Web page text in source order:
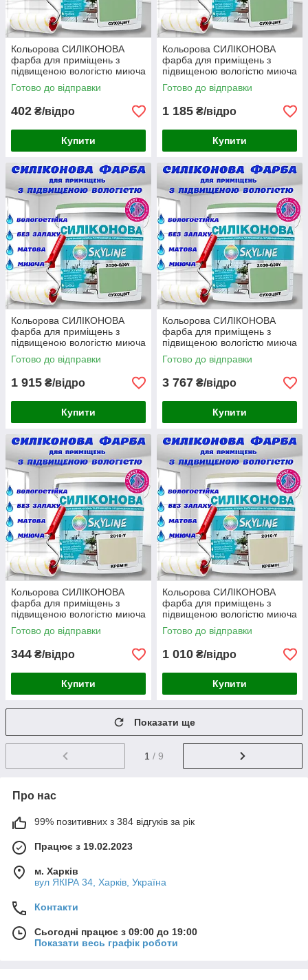
Кольорова СИЛІКОНОВА
фарба для приміщень з
підвищеною вологістю миюча
протигрибкова матова емаль
SkyLine Сухоцвіт 1 л
Готово до відправки
402 ₴/відро
Купити
Кольорова СИЛІКОНОВА
фарба для приміщень з
підвищеною вологістю миюча
протигрибкова матова емаль
SkyLine Сухоцвіт 3 л
Готово до відправки
1 185 ₴/відро
Купити
Кольорова СИЛІКОНОВА
фарба для приміщень з
підвищеною вологістю миюча
протигрибкова матова емаль
SkyLine Сухоцвіт 5 л
Готово до відправки
1 915 ₴/відро
Купити
Кольорова СИЛІКОНОВА
фарба для приміщень з
підвищеною вологістю миюча
протигрибкова матова емаль
SkyLine Сухоцвіт 10 л
Готово до відправки
3 767 ₴/відро
Купити
Кольорова СИЛІКОНОВА
фарба для приміщень з
підвищеною вологістю миюча
протигрибкова матова емаль
SkyLine Кремін 1 л
Готово до відправки
344 ₴/відро
Купити
Кольорова СИЛІКОНОВА
фарба для приміщень з
підвищеною вологістю миюча
протигрибкова матова емаль
SkyLine Кремін 3 л
Готово до відправки
1 010 ₴/відро
Купити
Показати ще
1 / 9
Про нас
99% позитивних з 384 відгуків за рік
Працює з 19.02.2023
м. Харків
вул ЯКІРА 34, Харків, Україна
Контакти
Сьогодні працює з 09:00 до 19:00
Показати весь графік роботи